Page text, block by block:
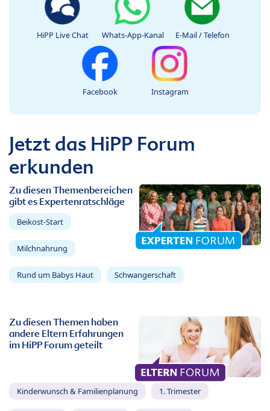
HiPP Live Chat Whats-App-Kanal E-Mail / Telefon
Facebook Instagram
Jetzt das HiPP Forum
erkunden
Zu diesen Themenbereichen
gibt es Expertenratschläge
Beikost-Start
Milchnahrung
Rund um Babys Haut Schwangerschaft
Zu diesen Themen haben
andere Eltern Erfahrungen
im HiPP Forum geteilt
Kinderwunsch & Familienplanung 1. Trimester